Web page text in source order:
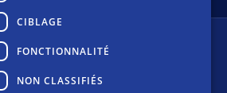
S.L. | NIF B72551682
CIBLAGE
FONCTIONNALITÉ
NON CLASSIFIÉS